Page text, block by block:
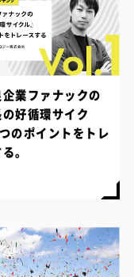
業ファナックの
の好循環サイク
のポイントをトレ
。